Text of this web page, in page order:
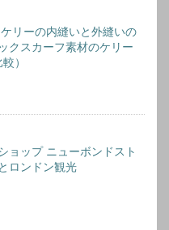
リーの内縫いと外縫いの
クスカーフ素材のケリー
）
ョップ ニューボンドスト
ロンドン観光